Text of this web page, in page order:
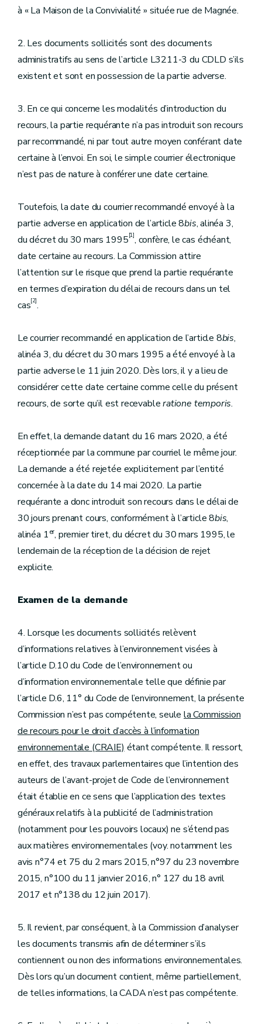
à « La Maison de la Convivialité » située rue de Magnée.
2. Les documents sollicités sont des documents
administratifs au sens de l’article L3211-3 du CDLD s’ils
existent et sont en possession de la partie adverse.
3. En ce qui concerne les modalités d’introduction du
recours, la partie requérante n’a pas introduit son recours
par recommandé, ni par tout autre moyen conférant date
certaine à l’envoi. En soi, le simple courrier électronique
n’est pas de nature à conférer une date certaine.
Toutefois, la date du courrier recommandé envoyé à la
partie adverse en application de l’article 8bis, alinéa 3,
du décret du 30 mars 1995[1], confère, le cas échéant,
date certaine au recours. La Commission attire
l’attention sur le risque que prend la partie requérante
en termes d’expiration du délai de recours dans un tel
cas[2].
Le courrier recommandé en application de l’article 8bis,
alinéa 3, du décret du 30 mars 1995 a été envoyé à la
partie adverse le 11 juin 2020. Dès lors, il y a lieu de
considérer cette date certaine comme celle du présent
recours, de sorte qu’il est recevableratione temporis.
En effet, la demande datant du 16 mars 2020, a été
réceptionnée par la commune par courriel le même jour.
La demande a été rejetée explicitement par l’entité
concernée à la date du 14 mai 2020. La partie
requérante a donc introduit son recours dans le délai de
30 jours prenant cours, conformément à l’article 8bis,
alinéa 1er, premier tiret, du décret du 30 mars 1995, le
lendemain de la réception de la décision de rejet
explicite.
Examen de la demande
4. Lorsque les documents sollicités relèvent
d’informations relatives à l’environnement visées à
l’article D.10 du Code de l’environnement ou
d’information environnementale telle que définie par
l’article D.6, 11° du Code de l’environnement, la présente
Commission n’est pas compétente, seule la Commission
de recours pour le droit d’accès à l’information
environnementale (CRAIE) étant compétente. Il ressort,
en effet, des travaux parlementaires que l’intention des
auteurs de l’avant-projet de Code de l’environnement
était établie en ce sens que l’application des textes
généraux relatifs à la publicité de l’administration
(notamment pour les pouvoirs locaux) ne s’étend pas
aux matières environnementales (voy. notamment les
avis n°74 et 75 du 2 mars 2015, n°97 du 23 novembre
2015, n°100 du 11 janvier 2016, n° 127 du 18 avril
2017 et n°138 du 12 juin 2017).
5. Il revient, par conséquent, à la Commission d’analyser
les documents transmis afin de déterminer s’ils
contiennent ou non des informations environnementales.
Dès lors qu’un document contient, même partiellement,
de telles informations, la CADA n’est pas compétente.